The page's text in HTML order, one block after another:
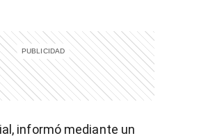
informó mediante un